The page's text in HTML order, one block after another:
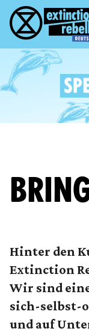
Hinter den
Extinction
Wir sind
sich-selbst-
und auf